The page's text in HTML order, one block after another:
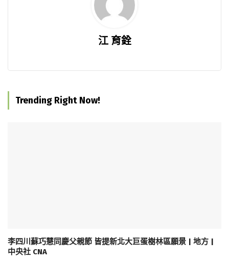
江 育銓
Trending Right Now!
李四川蘇巧慧同慶父親節 皆提新北大巨蛋樹林區願景 | 地方 |
中央社 CNA